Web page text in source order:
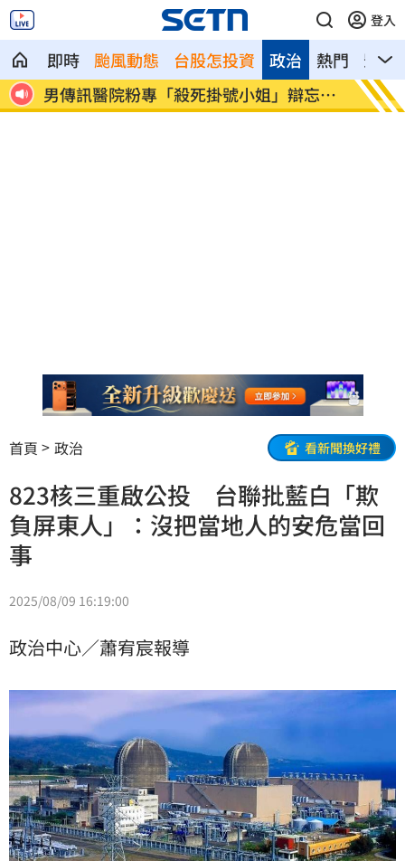
登入
即時 颱風動態 台股怎投資 熱門 影音
政治
光
男傳訊醫院粉專「殺死掛號小姐」辯忘吃
藥
晚飯
首頁 政治 看新聞換好禮
823核三重啟公投 台聯批藍白「欺
負屏東人」：沒把當地人的安危當回
事
2025/08/09 16:19:00
政治中心／蕭宥宸報導